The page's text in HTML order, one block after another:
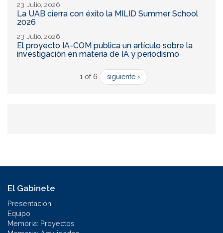
23 Julio, 2026
La UAB cierra con éxito la MILID Summer School
2026
23 Julio, 2026
El proyecto IA-COM publica un artículo sobre la
investigación en materia de IA y periodismo
1 of 6 siguiente ›
El Gabinete
Presentación
Equipo
Memoria: Proyectos